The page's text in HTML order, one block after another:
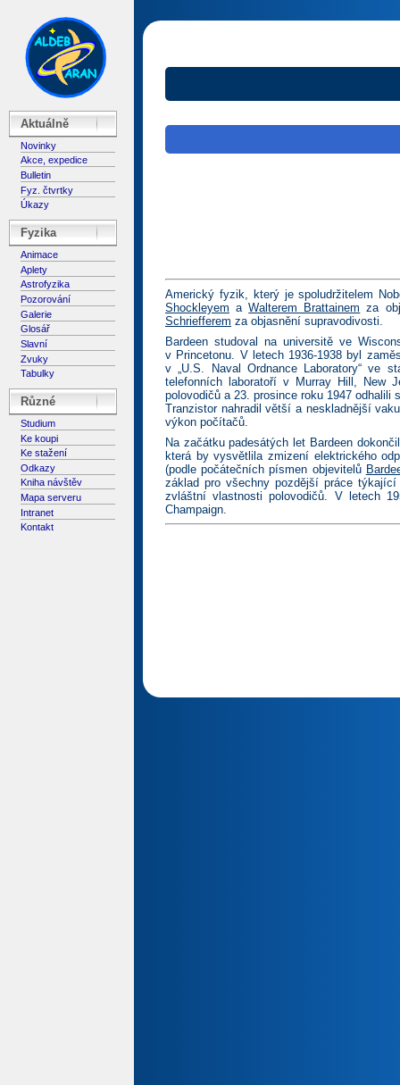
Aktuálně
Novinky
Akce, expedice
Bulletin
Fyz. čtvrtky
Úkazy
Fyzika
Animace
Aplety
Astrofyzika
Pozorování
Galerie
Glosář
Slavní
Zvuky
Tabulky
Různé
Studium
Ke koupi
Ke stažení
Odkazy
Kniha návštěv
Mapa serveru
Intranet
Kontakt
Americký fyzik, který je spoludržitelem
Shockleyem aWalterem Brattainem za
Schriefferem za objasnění supravodivosti.
Bardeen studoval na universitě ve
v Princetonu. V letech 1936-1938 byl
v „U.S. Naval Ordnance Laboratory“ ve
telefonních laboratoří v Murray Hill, New
polovodičů a 23. prosince roku 1947
Tranzistor nahradil větší a neskladnější
výkon počítačů.
Na začátku padesátých let Bardeen
která by vysvětlila zmizení elektrického
(podle počátečních písmen objevitelů
základ pro všechny pozdější práce
zvláštní vlastnosti polovodičů. V letech
Champaign.